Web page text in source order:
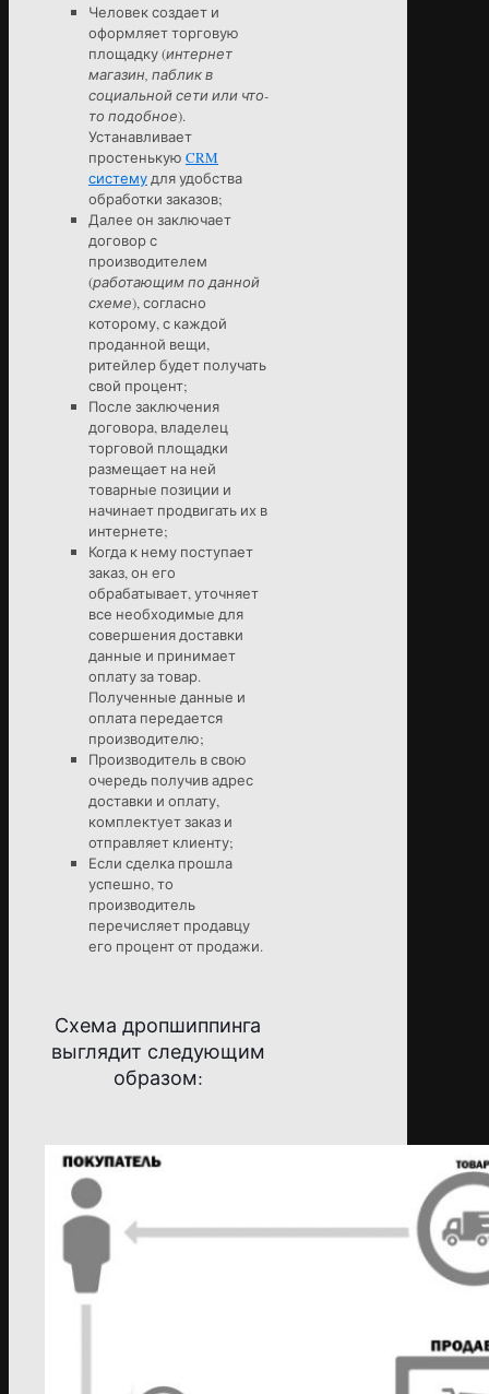
Человек создает и
оформляет торговую
площадку (интернет
магазин, паблик в
социальной сети или что-
то подобное).
Устанавливает
простенькую CRM
системудля удобства
обработки заказов;
Далее он заключает
договор с
производителем
(работающим по данной
схеме), согласно
которому, с каждой
проданной вещи,
ритейлер будет получать
свой процент;
После заключения
договора, владелец
торговой площадки
размещает на ней
товарные позиции и
начинает продвигать их в
интернете;
Когда к нему поступает
заказ, он его
обрабатывает, уточняет
все необходимые для
совершения доставки
данные и принимает
оплату за товар.
Полученные данные и
оплата передается
производителю;
Производитель в свою
очередь получив адрес
доставки и оплату,
комплектует заказ и
отправляет клиенту;
Если сделка прошла
успешно, то
производитель
перечисляет продавцу
его процент от продажи.
Схема дропшиппинга
выглядит следующим
образом: